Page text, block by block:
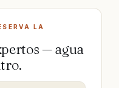
LA
— agua